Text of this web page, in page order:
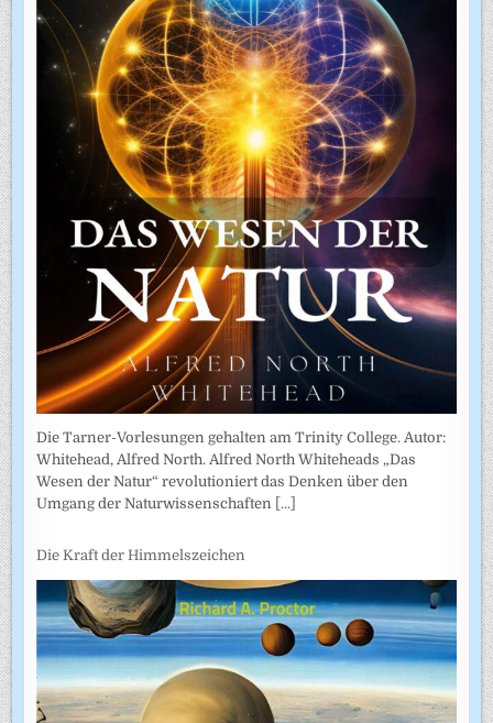
Die Tarner-Vorlesungen gehalten am Trinity College. Autor:
Whitehead, Alfred North. Alfred North Whiteheads „Das
Wesen der Natur“ revolutioniert das Denken über den
Umgang der Naturwissenschaften [...]
Die Kraft der Himmelszeichen